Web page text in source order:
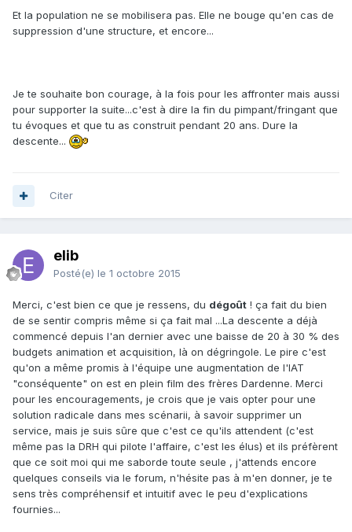
Et la population ne se mobilisera pas. Elle ne bouge qu'en cas de
suppression d'une structure, et encore...
Je te souhaite bon courage, à la fois pour les affronter mais aussi
pour supporter la suite...c'est à dire la fin du pimpant/fringant que
tu évoques et que tu as construit pendant 20 ans. Dure la
descente...
Citer
elib
Posté(e) le 1 octobre 2015
Merci, c'est bien ce que je ressens, du dégoût ! ça fait du bien
de se sentir compris même si ça fait mal ...La descente a déjà
commencé depuis l'an dernier avec une baisse de 20 à 30 % des
budgets animation et acquisition, là on dégringole. Le pire c'est
qu'on a même promis à l'équipe une augmentation de l'IAT
"conséquente" on est en plein film des frères Dardenne. Merci
pour les encouragements, je crois que je vais opter pour une
solution radicale dans mes scénarii, à savoir supprimer un
service, mais je suis sûre que c'est ce qu'ils attendent (c'est
même pas la DRH qui pilote l'affaire, c'est les élus) et ils préfèrent
que ce soit moi qui me saborde toute seule , j'attends encore
quelques conseils via le forum, n'hésite pas à m'en donner, je te
sens très compréhensif et intuitif avec le peu d'explications
fournies...